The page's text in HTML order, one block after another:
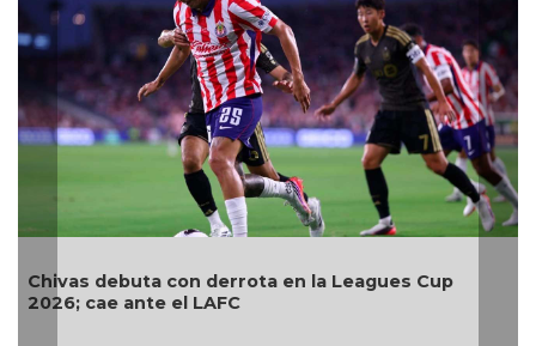
Chivas debuta con derrota en la Leagues Cup
2026; cae ante el LAFC